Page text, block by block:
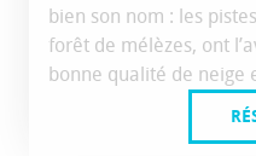
bien son nom : les
forêt de mélèzes, ont
bonne qualité de neige